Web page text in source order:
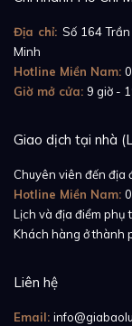
Địa chỉ: Số 164
Minh
Hotline Miền Nam:
Giờ mở cửa: 9 giờ -
Giao dịch tại nhà
Chuyên viên đến địa
Hotline Miền Nam:
Lịch và địa điểm phụ
Khách hàng ở thành
Liên hệ
Email: